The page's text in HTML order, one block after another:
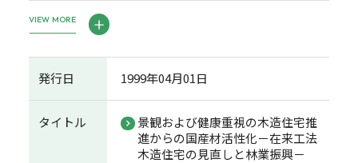
VIEW MORE
発行日 1999年04月01日
タイトル
景観および健康重視の木造住宅推
進からの国産材活性化－在来工法
木造住宅の見直しと林業振興－